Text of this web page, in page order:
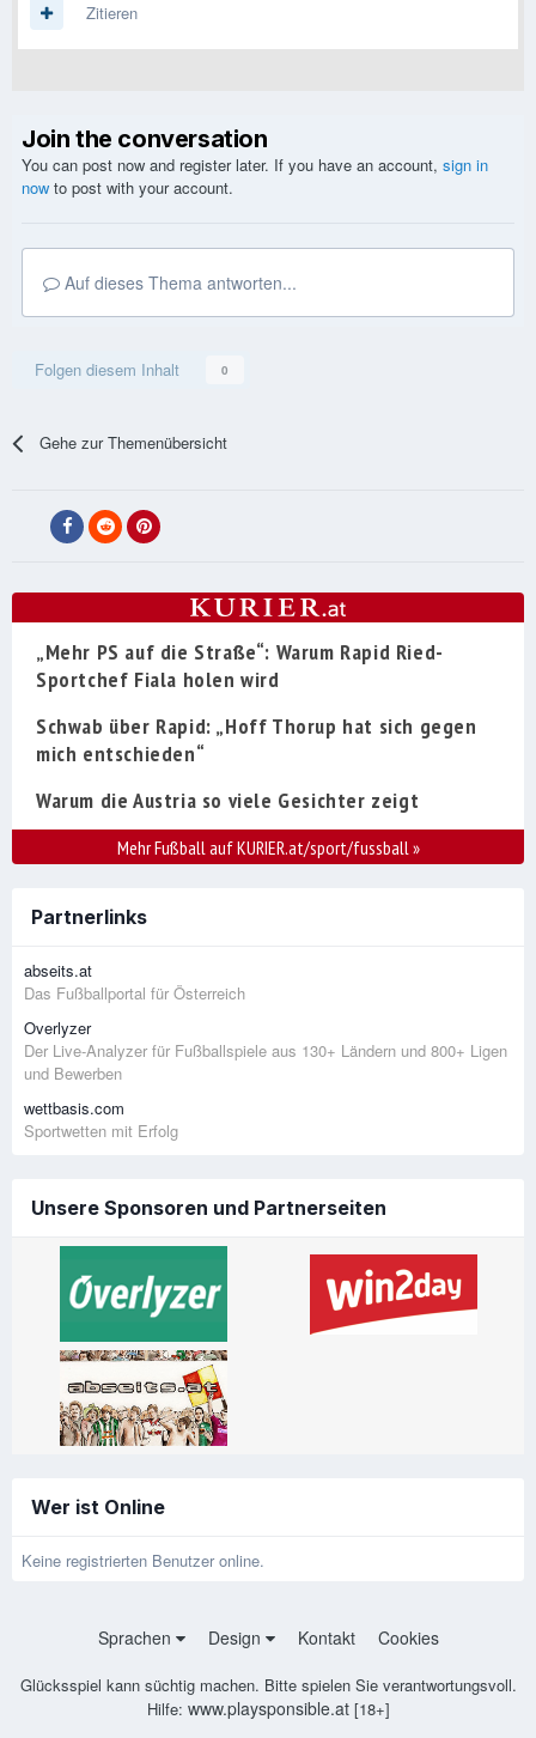
Zitieren
Join the conversation
You can post now and register later. If you have an account, sign in
now to post with your account.
Auf dieses Thema antworten...
Folgen diesem Inhalt 0
Gehe zur Themenübersicht
„Mehr PS auf die Straße“: Warum Rapid Ried-
Sportchef Fiala holen wird
Schwab über Rapid: „Hoff Thorup hat sich gegen
mich entschieden“
Warum die Austria so viele Gesichter zeigt
Mehr Fußball auf KURIER.at/sport/fussball»
Partnerlinks
abseits.at
Das Fußballportal für Österreich
Overlyzer
Der Live-Analyzer für Fußballspiele aus 130+ Ländern und 800+ Ligen
und Bewerben
wettbasis.com
Sportwetten mit Erfolg
Unsere Sponsoren und Partnerseiten
Wer ist Online
Keine registrierten Benutzer online.
Sprachen Design Kontakt Cookies
Glücksspiel kann süchtig machen. Bitte spielen Sie verantwortungsvoll.
Hilfe: www.playsponsible.at[18+]